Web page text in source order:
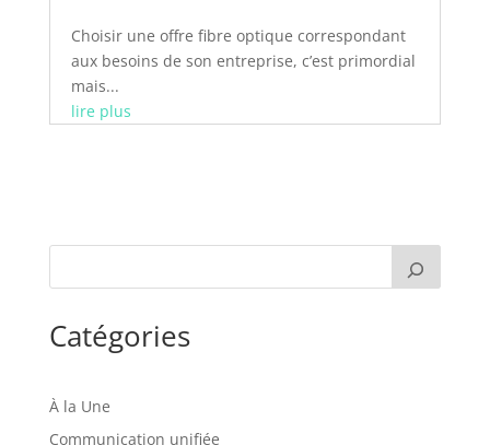
Choisir une offre fibre optique correspondant
aux besoins de son entreprise, c’est primordial
mais...
lire plus
Catégories
À la Une
Communication unifiée